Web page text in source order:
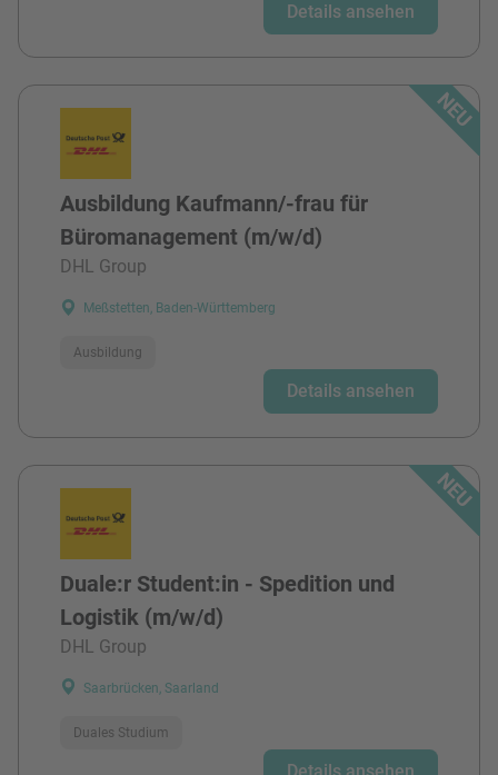
Details ansehen
Ausbildung Kaufmann/-frau für
Büromanagement (m/w/d)
DHL Group
Meßstetten, Baden-Württemberg
Ausbildung
Details ansehen
Duale:r Student:in - Spedition und
Logistik (m/w/d)
DHL Group
Saarbrücken, Saarland
Duales Studium